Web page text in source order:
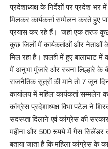
प्रदेशाध्यक्ष के निर्देशों पर प्रदेश
मिलकर कार्यकर्त्ता सम्मेलन करते हुए
प्रयास कर रहे हैं। जहां एक तरफ कुछ
कुछ जिलों में कार्यकर्ताओं और नेताओं
मिल रहा हैं। हालही में हुए बालाघाट में
में अनुभा मुंजारे और रचना लिल्हारे के
राजनैतिक सूत्रों की माने तो 7 जून
कार्यालय में महिला कार्यकर्ता
कांग्रेस प्रदेशाध्यक्ष विभा पटेल ने
सदस्य्ता दिलाने एवं कांग्रेस की
महीना और 500 रूपये में गैस सिलेंडर
बताया जाता हैं कि महिला कांग्रेस के